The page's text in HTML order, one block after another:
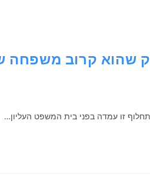
שהוא קרוב משפחה
זו עמדה בפני בית המשפט העליון…